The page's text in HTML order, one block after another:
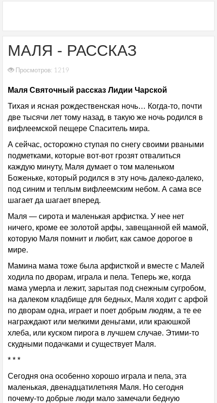
МАЛЯ - РАССКАЗ
Просмотров: 1219
Маля Святочный рассказ Лидии Чарской
Тихая и ясная рождественская ночь… Когда-то, почти
две тысячи лет тому назад, в такую же ночь родился в
вифлеемской пещере Спаситель мира.
А сейчас, осторожно ступая по снегу своими рваными
подметками, которые вот-вот грозят отвалиться
каждую минуту, Маля думает о том маленьком
Боженьке, который родился в эту ночь далеко-далеко,
под синим и теплым вифлеемским небом. А сама все
шагает да шагает вперед.
Маля — сирота и маленькая арфистка. У нее нет
ничего, кроме ее золотой арфы, завещанной ей мамой,
которую Маля помнит и любит, как самое дорогое в
мире.
Мамина мама тоже была арфисткой и вместе с Малей
ходила по дворам, играла и пела. Теперь же, когда
мама умерла и лежит, зарытая под снежным сугробом,
на далеком кладбище для бедных, Маля ходит с арфой
по дворам одна, играет и поет добрым людям, а те ее
награждают или мелкими деньгами, или краюшкой
хлеба, или куском пирога в лучшем случае. Этими-то
скудными подачками и существует Маля.
* * *
Сегодня она особенно хорошо играла и пела, эта
маленькая, двенадцатилетняя Маля. Но сегодня
почему-то добрые люди мало замечали бедную